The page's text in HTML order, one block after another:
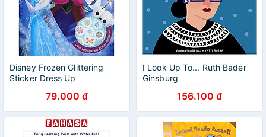
Disney Frozen Glittering
Sticker Dress Up
79.000 đ
I Look Up To... Ruth Bader
Ginsburg
156.100 đ